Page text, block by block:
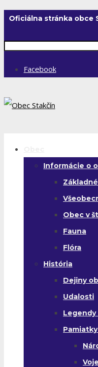
Oficiálna stránka obce
Facebook
Informácie o
Obec v
Fauna
Flóra
História
Dejiny
Udalosti